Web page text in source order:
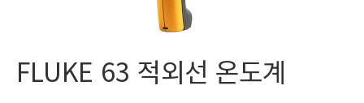
FLUKE 63 적외선 온도계